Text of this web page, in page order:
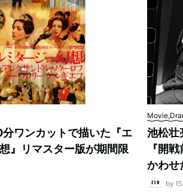
ワンカットで描いた『エ
』リマスター版が期間限
池松壮
『開
かわせ
by